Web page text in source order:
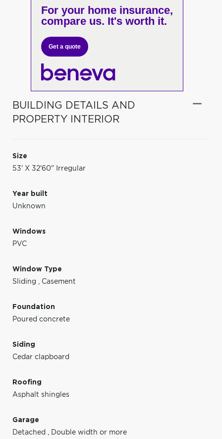
For your home insurance,
compare us. It's worth it.
Get a quote
BUILDING DETAILS AND
PROPERTY INTERIOR
Size
53' X 32'60" Irregular
Year built
Unknown
Windows
PVC
Window Type
Sliding , Casement
Foundation
Poured concrete
Siding
Cedar clapboard
Roofing
Asphalt shingles
Garage
Detached , Double width or more